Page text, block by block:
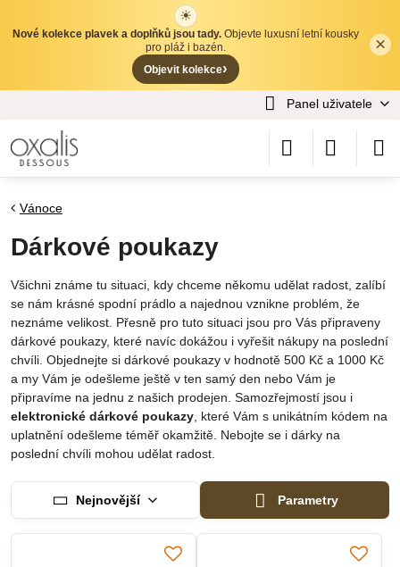
✕
×
☀
Nové kolekce plavek a doplňků jsou tady. Objevte luxusní letní kousky
pro pláž i bazén.
Objevit kolekce›
Panel uživatele
Vánoce
Dárkové poukazy
Všichni známe tu situaci, kdy chceme někomu udělat radost, zalíbí
se nám krásné spodní prádlo a najednou vznikne problém, že
neznáme velikost. Přesně pro tuto situaci jsou pro Vás připraveny
dárkové poukazy, které navíc dokážou i vyřešit nákupy na poslední
chvíli. Objednejte si dárkové poukazy v hodnotě 500 Kč a 1000 Kč
a my Vám je odešleme ještě v ten samý den nebo Vám je
připravíme na jednu z našich prodejen. Samozřejmostí jsou i
elektronické dárkové poukazy , které Vám s unikátním kódem na
uplatnění odešleme téměř okamžitě. Nebojte se i dárky na
poslední chvíli mohou udělat radost.
Nejnovější Parametry